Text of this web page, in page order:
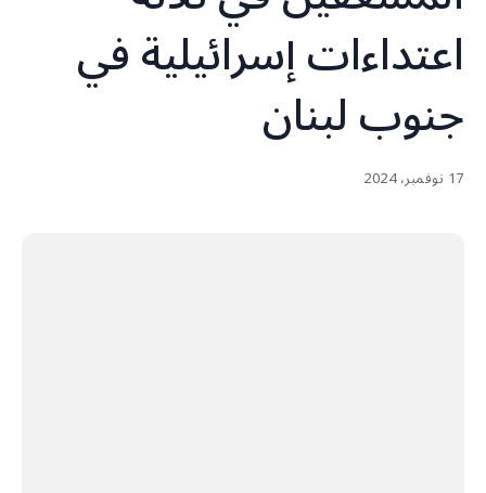
اعتداءات إسرائيلية في
جنوب لبنان
17 نوفمبر، 2024